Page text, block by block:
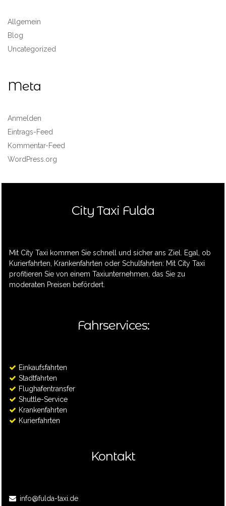
Allgemein
Blog
Uncategorized
Meta
Anmelden
Eintrags-Feed
Kommentar-Feed
WordPress.org
City Taxi Fulda
Mit City Taxi kommen Sie schnell und sicher ans Ziel. Egal, ob
Kurierfahrten, Krankenfahrten oder Schulfahrten: Mit City Taxi
profitieren Sie von einem Taxiunternehmen, das Sie zu
moderaten Preisen befördert.
Fahrservices:
Einkaufsfahrten
Stadtfahrten
Flughafentransfer
Shuttle-Service
Krankenfahrten
Kurierfahrten
Kontakt
info@fulda-taxi.de